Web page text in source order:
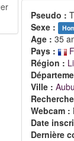
Pseudo :
Sexe :
Age :35
Pays :
Région :
Ville :
Webcam :
Date
Dernière